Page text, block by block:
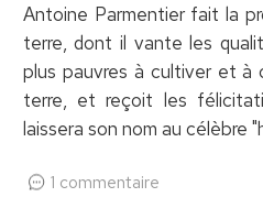
Antoine Parmentier fait la
terre, dont il vante les
plus pauvres à cultiver et à
terre, et reçoit les
laissera son nom au célèbre
1 commentaire